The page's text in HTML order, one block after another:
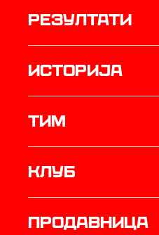
резултати
историја
ТИМ
Клуб
продавница